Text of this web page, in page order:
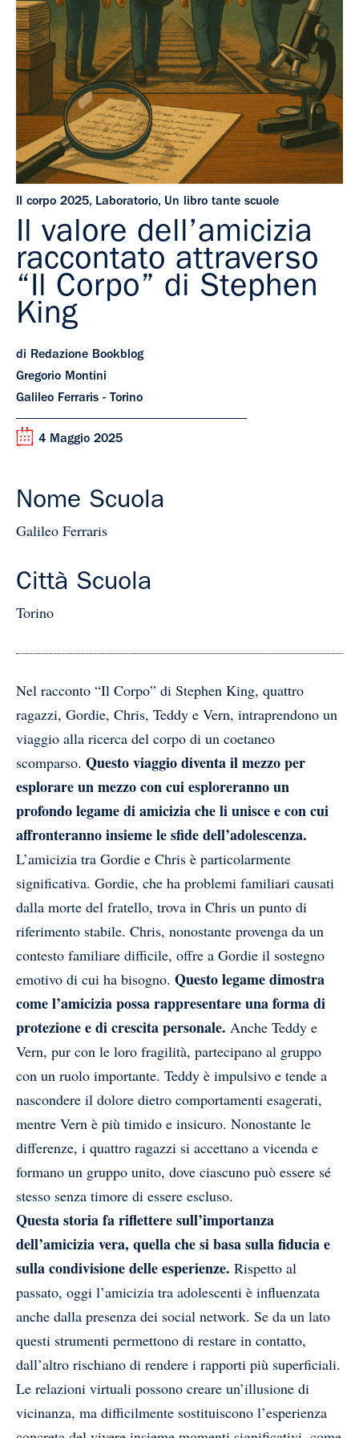
Il corpo 2025, Laboratorio, Un libro tante scuole
Il valore dell’amicizia
raccontato attraverso
“Il Corpo” di Stephen
King
di Redazione Bookblog
Gregorio Montini
Galileo Ferraris - Torino
4 Maggio 2025
Nome Scuola
Galileo Ferraris
Città Scuola
Torino
Nel racconto “Il Corpo” di Stephen King, quattro
ragazzi, Gordie, Chris, Teddy e Vern, intraprendono un
viaggio alla ricerca del corpo di un coetaneo
scomparso. Questo viaggio diventa il mezzo per
esplorare un mezzo con cui esploreranno un
profondo legame di amicizia che li unisce e con cui
affronteranno insieme le sfide dell’adolescenza.
L’amicizia tra Gordie e Chris è particolarmente
significativa. Gordie, che ha problemi familiari causati
dalla morte del fratello, trova in Chris un punto di
riferimento stabile. Chris, nonostante provenga da un
contesto familiare difficile, offre a Gordie il sostegno
emotivo di cui ha bisogno. Questo legame dimostra
come l’amicizia possa rappresentare una forma di
protezione e di crescita personale. Anche Teddy e
Vern, pur con le loro fragilità, partecipano al gruppo
con un ruolo importante. Teddy è impulsivo e tende a
nascondere il dolore dietro comportamenti esagerati,
mentre Vern è più timido e insicuro. Nonostante le
differenze, i quattro ragazzi si accettano a vicenda e
formano un gruppo unito, dove ciascuno può essere sé
stesso senza timore di essere escluso.
Questa storia fa riflettere sull’importanza
dell’amicizia vera, quella che si basa sulla fiducia e
sulla condivisione delle esperienze. Rispetto al
passato, oggi l’amicizia tra adolescenti è influenzata
anche dalla presenza dei social network. Se da un lato
questi strumenti permettono di restare in contatto,
dall’altro rischiano di rendere i rapporti più superficiali.
Le relazioni virtuali possono creare un’illusione di
vicinanza, ma difficilmente sostituiscono l’esperienza